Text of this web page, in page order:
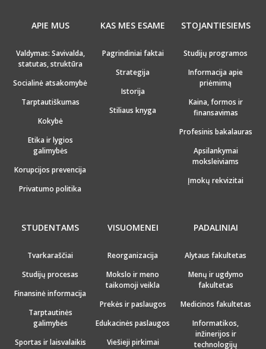
APIE MUS
Valdymas: Savivalda,
statutas, struktūra
Socialinė atsakomybė
Tarptautiškumas
Kokybė
Etika ir lygios
galimybės
Korupcijos prevencija
Privatumo politika
KAS MES ESAME
Pagrindiniai faktai
Strategija
Istorija
Stiliaus knyga
STOJANTIESIEMS
Studijų programos
Informacija apie
priėmimą
Kaina, formos ir
finansavimas
Profesinis bakalauras
Apsilankymai
moksleiviams
Įmokų rekvizitai
STUDENTAMS
Tvarkaraščiai
Studijų procesas
Finansinė informacija
Tarptautinės
galimybės
Sportas ir laisvalaikis
VISUOMENEI
Reorganizacija
Mokslo ir meno
taikomoji veikla
Prekės ir paslaugos
Edukacinės paslaugos
Viešieji pirkimai
PADALINIAI
Alytaus fakultetas
Menų ir ugdymo
fakultetas
Medicinos fakultetas
Informatikos,
inžinerijos ir
technologijų